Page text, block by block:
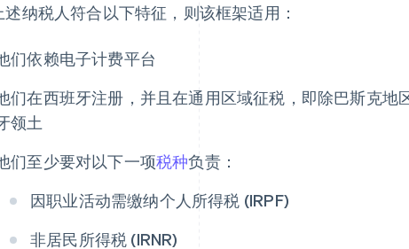
述纳税人符合以下特征，则该框架适用：
们依赖电子计费平台
们在西班牙注册，并且在通用区域征税，即除巴斯克地
领土
们至少要对以下一项税种负责：
因职业活动需缴纳个人所得税 (IRPF)
非居民所得税 (IRNR)